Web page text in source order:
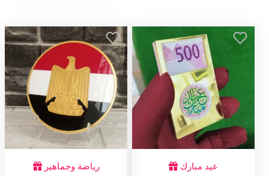
رياضة وجماهير عيد مبارك